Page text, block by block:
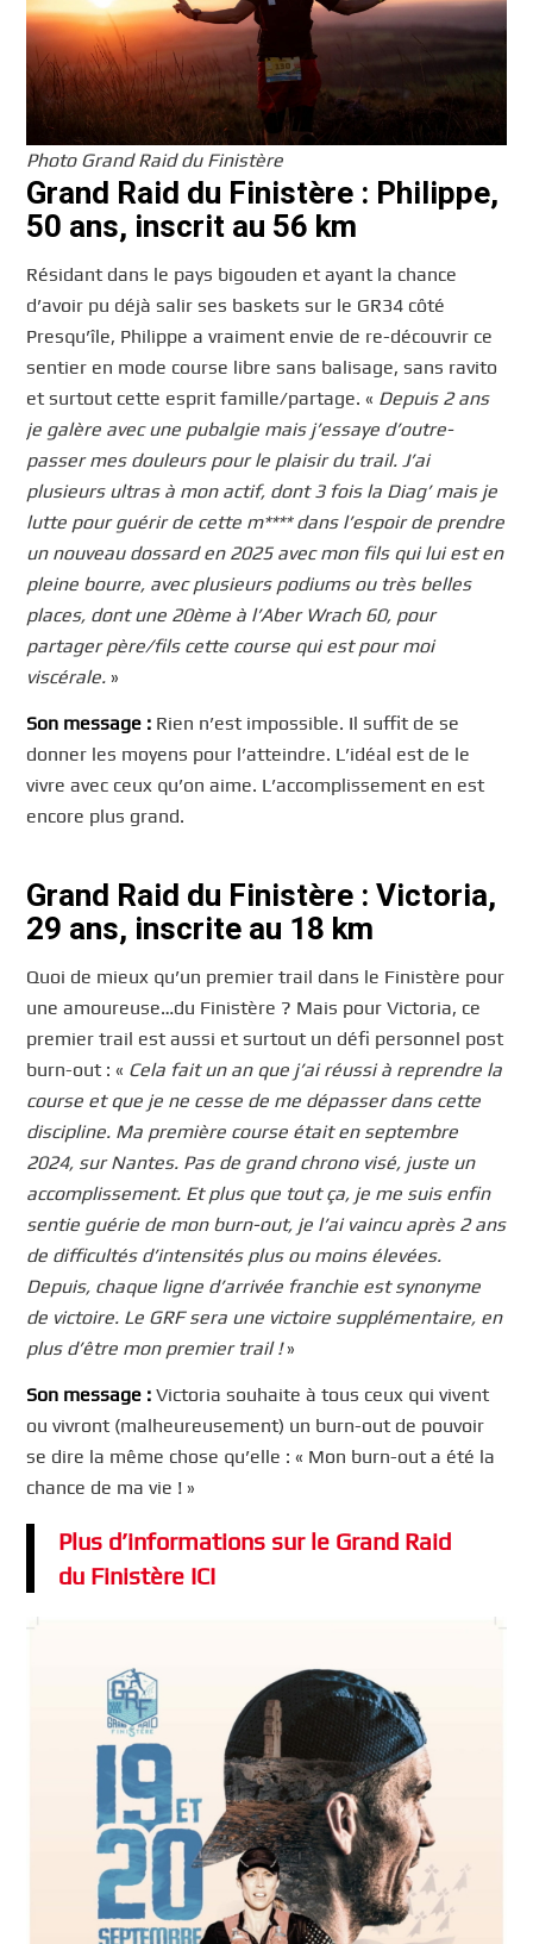
Photo Grand Raid du Finistère
Grand Raid du Finistère : Philippe,
50 ans, inscrit au 56 km
Résidant dans le pays bigouden et ayant la chance
d’avoir pu déjà salir ses baskets sur le GR34 côté
Presqu’île, Philippe a vraiment envie de re-découvrir ce
sentier en mode course libre sans balisage, sans ravito
et surtout cette esprit famille/partage. « Depuis 2 ans
je galère avec une pubalgie mais j’essaye d’outre-
passer mes douleurs pour le plaisir du trail. J’ai
plusieurs ultras à mon actif, dont 3 fois la Diag’ mais je
lutte pour guérir de cette m**** dans l’espoir de prendre
un nouveau dossard en 2025 avec mon fils qui lui est en
pleine bourre, avec plusieurs podiums ou très belles
places, dont une 20ème à l’Aber Wrach 60, pour
partager père/fils cette course qui est pour moi
viscérale. »
Son message : Rien n’est impossible. Il suffit de se
donner les moyens pour l’atteindre. L’idéal est de le
vivre avec ceux qu’on aime. L’accomplissement en est
encore plus grand.
Grand Raid du Finistère : Victoria,
29 ans, inscrite au 18 km
Quoi de mieux qu’un premier trail dans le Finistère pour
une amoureuse…du Finistère ? Mais pour Victoria, ce
premier trail est aussi et surtout un défi personnel post
burn-out : « Cela fait un an que j’ai réussi à reprendre la
course et que je ne cesse de me dépasser dans cette
discipline. Ma première course était en septembre
2024, sur Nantes. Pas de grand chrono visé, juste un
accomplissement. Et plus que tout ça, je me suis enfin
sentie guérie de mon burn-out, je l’ai vaincu après 2 ans
de difficultés d’intensités plus ou moins élevées.
Depuis, chaque ligne d’arrivée franchie est synonyme
de victoire. Le GRF sera une victoire supplémentaire, en
plus d’être mon premier trail !»
Son message :Victoria souhaite à tous ceux qui vivent
ou vivront (malheureusement) un burn-out de pouvoir
se dire la même chose qu’elle : « Mon burn-out a été la
chance de ma vie ! »
Plus d’informations sur le Grand Raid
du Finistère ICI